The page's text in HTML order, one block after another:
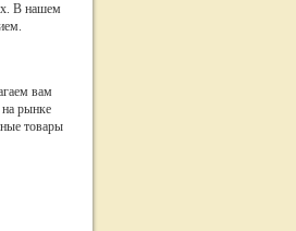
В нашем
вам
рынке
товары